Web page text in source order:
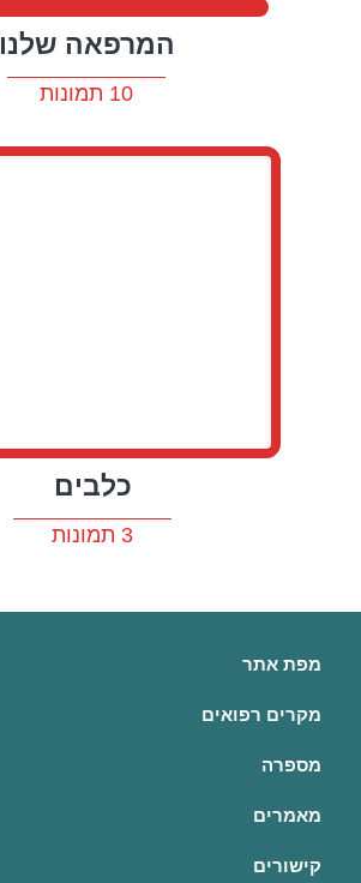
המרפאה שלנו
10 תמונות
כלבים
3 תמונות
מפת אתר
מקרים רפואים
מספרה
מאמרים
קישורים